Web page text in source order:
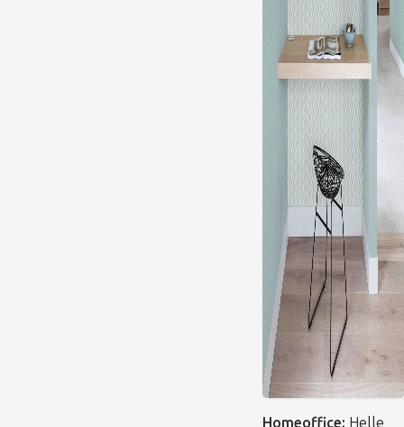
Homeoffice: Helle